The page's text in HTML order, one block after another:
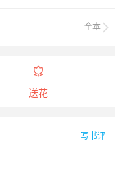
全本

送花
写书评